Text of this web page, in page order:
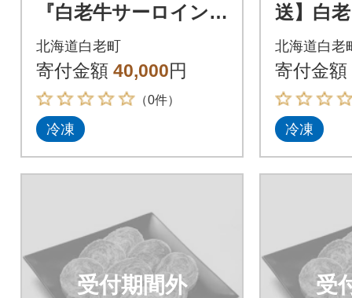
『白老牛サーロイン・
黒毛和牛ハンバーグ・
ウインナー等』精肉&
加工品ギフトBセット
北海道白老町
寄付金額 40,000円
（0件）
冷凍
送】白
ステー
(合計
北海道白老
寄付金額
冷凍
受付期間外 受